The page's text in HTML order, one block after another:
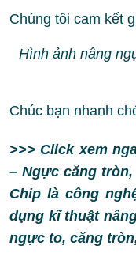
Chúng tôi cam kết
Hình ảnh nâng
Chúc bạn nhanh
>>> Click xem
– Ngực căng
Chip là công
dụng kĩ thuật
ngực to, căng